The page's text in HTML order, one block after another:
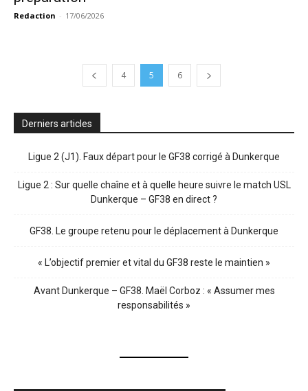
Redaction - 17/06/2026
4 5 6
Derniers articles
Ligue 2 (J1). Faux départ pour le GF38 corrigé à Dunkerque
Ligue 2 : Sur quelle chaîne et à quelle heure suivre le match USL
Dunkerque – GF38 en direct ?
GF38. Le groupe retenu pour le déplacement à Dunkerque
« L’objectif premier et vital du GF38 reste le maintien »
Avant Dunkerque – GF38. Maël Corboz : « Assumer mes
responsabilités »